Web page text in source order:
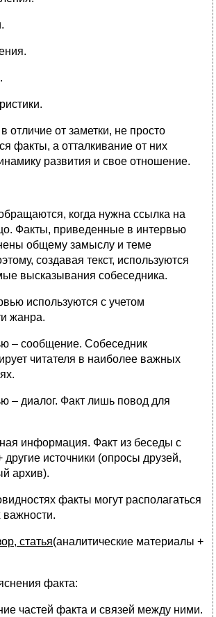
отличие от заметки, не просто
факты, а отталкивание от них
развития и свое отношение.
когда нужна ссылка на
Факты, приведенные в интервью
общему замыслу и теме
создавая текст, используются
высказывания собеседника.
используются с учетом
жанра.
– сообщение. Собеседник
читателя в наиболее важных
– диалог. Факт лишь повод для
информация. Факт из беседы с
другие источники (опросы друзей,
архив).
факты могут располагаться
важности.
статья(аналитические материалы +
факта:
частей факта и связей между ними.